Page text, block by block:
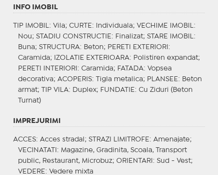
INFO IMOBIL
TIP IMOBIL : Vila; CURTE : Individuala; VECHIME IMOBIL :
Nou; STADIU CONSTRUCTIE : Finalizat; STARE IMOBIL :
Buna; STRUCTURA: Beton; PERETI EXTERIORI :
Caramida;
IZOLATIE EXTERIOARA: Polistiren expandat;
PERETI INTERIORI : Caramida; FATADA: Vopsea
decorativa; ACOPERIS: Tigla metalica; PLANSEE : Beton
armat;
TIP VILA: Duplex; FUNDATIE : Cu Ziduri (Beton
Turnat)
IMPREJURIMI
ACCES: Acces stradal; STRAZI LIMITROFE : Amenajate;
VECINATATI : Magazine, Gradinita, Scoala, Transport
public, Restaurant, Microbuz; ORIENTARI : Sud - Vest;
VEDERE : Vedere mixta